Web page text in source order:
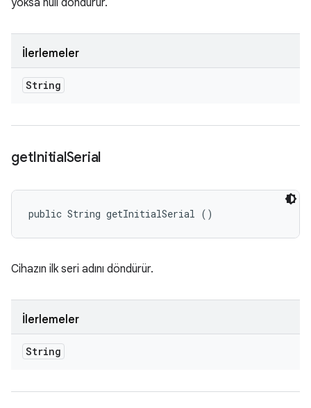
yoksa null döndürür.
İlerlemeler
String
getInitialSerial
public String getInitialSerial ()
Cihazın ilk seri adını döndürür.
İlerlemeler
String